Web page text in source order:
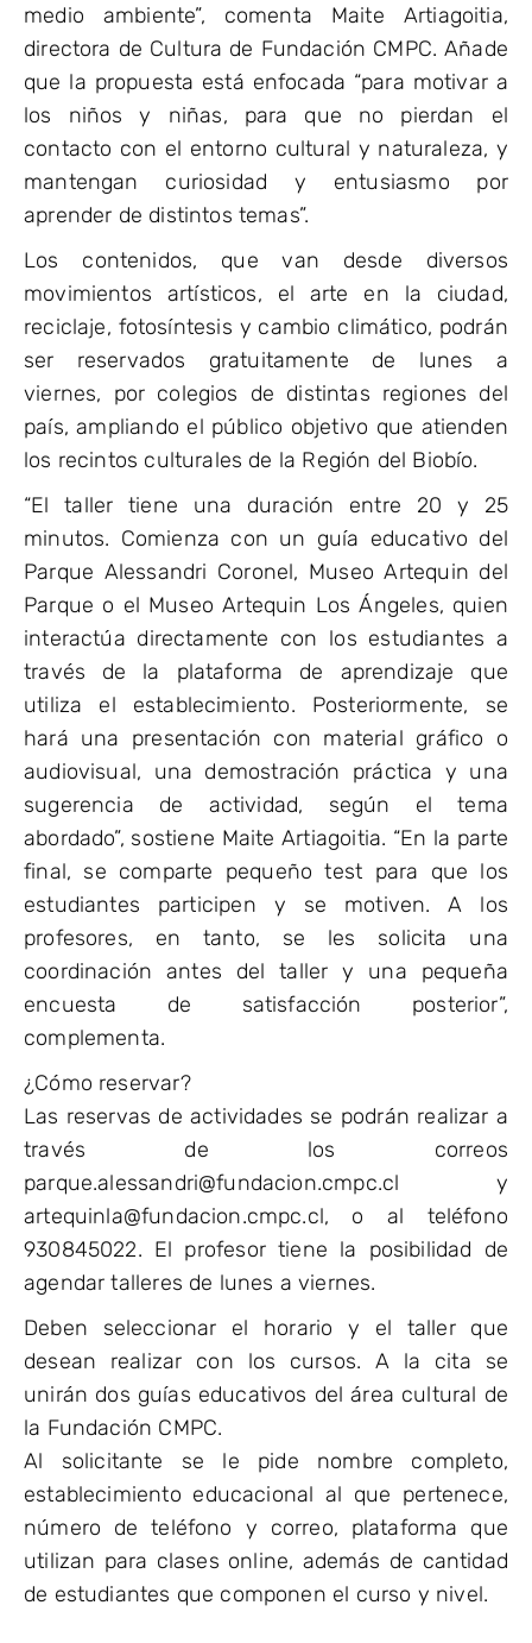
medio ambiente”, comenta Maite Artiagoitia,
directora de Cultura de Fundación CMPC. Añade
que la propuesta está enfocada “para motivar a
los niños y niñas, para que no pierdan el
contacto con el entorno cultural y naturaleza, y
mantengan curiosidad y entusiasmo por
aprender de distintos temas”.
Los contenidos, que van desde diversos
movimientos artísticos, el arte en la ciudad,
reciclaje, fotosíntesis y cambio climático, podrán
ser reservados gratuitamente de lunes a
viernes, por colegios de distintas regiones del
país, ampliando el público objetivo que atienden
los recintos culturales de la Región del Biobío.
“El taller tiene una duración entre 20 y 25
minutos. Comienza con un guía educativo del
Parque Alessandri Coronel, Museo Artequin del
Parque o el Museo Artequin Los Ángeles, quien
interactúa directamente con los estudiantes a
través de la plataforma de aprendizaje que
utiliza el establecimiento. Posteriormente, se
hará una presentación con material gráfico o
audiovisual, una demostración práctica y una
sugerencia de actividad, según el tema
abordado”, sostiene Maite Artiagoitia. “En la parte
final, se comparte pequeño test para que los
estudiantes participen y se motiven. A los
profesores, en tanto, se les solicita una
coordinación antes del taller y una pequeña
encuesta de satisfacción posterior”,
complementa.
¿Cómo reservar?
Las reservas de actividades se podrán realizar a
través de los correos
parque.alessandri@fundacion.cmpc.cl y
artequinla@fundacion.cmpc.cl, o al teléfono
930845022. El profesor tiene la posibilidad de
agendar talleres de lunes a viernes.
Deben seleccionar el horario y el taller que
desean realizar con los cursos. A la cita se
unirán dos guías educativos del área cultural de
la Fundación CMPC.
Al solicitante se le pide nombre completo,
establecimiento educacional al que pertenece,
número de teléfono y correo, plataforma que
utilizan para clases online, además de cantidad
de estudiantes que componen el curso y nivel.